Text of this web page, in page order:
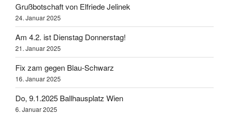
Grußbotschaft von Elfriede Jelinek
24. Januar 2025
Am 4.2. ist Dienstag Donnerstag!
21. Januar 2025
Fix zam gegen Blau-Schwarz
16. Januar 2025
Do, 9.1.2025 Ballhausplatz Wien
6. Januar 2025